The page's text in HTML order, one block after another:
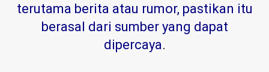
terutama berita atau rumor, pastikan itu
berasal dari sumber yang dapat
dipercaya.